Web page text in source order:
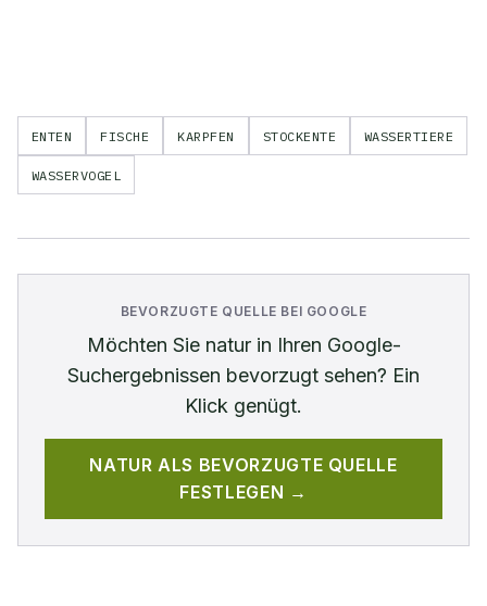
ENTEN FISCHE KARPFEN STOCKENTE WASSERTIERE
WASSERVOGEL
BEVORZUGTE QUELLE BEI GOOGLE
Möchten Sie naturin Ihren Google-
Suchergebnissen bevorzugt sehen? Ein
Klick genügt.
NATUR ALS BEVORZUGTE QUELLE
FESTLEGEN →